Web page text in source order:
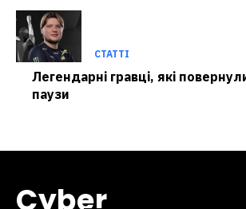
СТАТТІ
Легендарні гравці, які
паузи